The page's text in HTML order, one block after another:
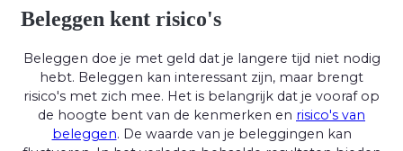
Beleggen kent risico's
Beleggen doe je met geld dat je langere tijd niet nodig
hebt. Beleggen kan interessant zijn, maar brengt
risico's met zich mee. Het is belangrijk dat je vooraf op
de hoogte bent van de kenmerken en risico's van
beleggen. De waarde van je beleggingen kan